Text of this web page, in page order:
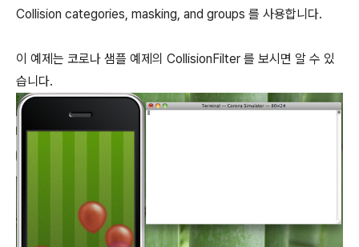
Collision categories, masking, and groups 를 사용합니다.
이 예제는 코로나 샘플 예제의 CollisionFilter 를 보시면 알 수 있
습니다.